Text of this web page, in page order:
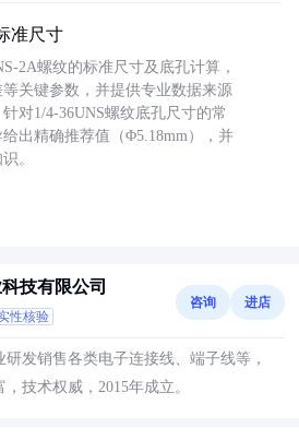
准尺寸
2A螺纹的标准尺寸及底孔计算，
关键参数，并提供专业数据来源
针对1/4-36UNS螺纹底孔尺寸的常
出精确推荐值（Φ5.18mm），并
。
技有限公司
性核验
咨询 进店
发销售各类电子连接线、端子线等，
技术权威，2015年成立。